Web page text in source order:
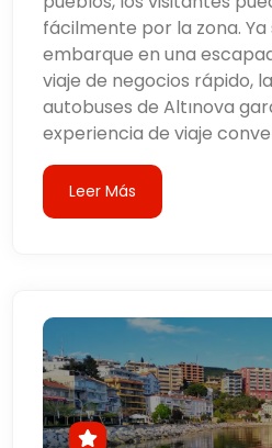
fácilmente por la zona. Ya
embarque en una
viaje de negocios rápido,
autobuses de Altınova
experiencia de viaje
Leer Más